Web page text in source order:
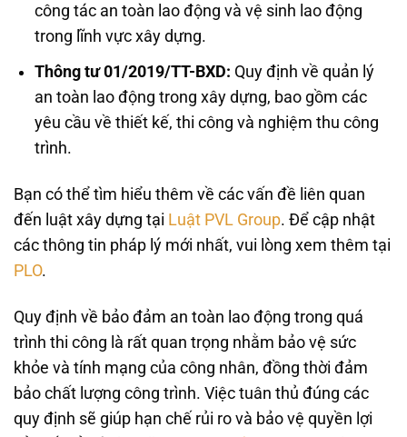
công tác an toàn lao động và vệ sinh lao động
trong lĩnh vực xây dựng.
Thông tư 01/2019/TT-BXD: Quy định về quản lý
an toàn lao động trong xây dựng, bao gồm các
yêu cầu về thiết kế, thi công và nghiệm thu công
trình.
Bạn có thể tìm hiểu thêm về các vấn đề liên quan
đến luật xây dựng tại Luật PVL Group. Để cập nhật
các thông tin pháp lý mới nhất, vui lòng xem thêm tại
PLO.
Quy định về bảo đảm an toàn lao động trong quá
trình thi công là rất quan trọng nhằm bảo vệ sức
khỏe và tính mạng của công nhân, đồng thời đảm
bảo chất lượng công trình. Việc tuân thủ đúng các
quy định sẽ giúp hạn chế rủi ro và bảo vệ quyền lợi